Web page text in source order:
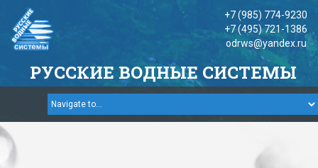
+7 (985) 774-9230
+7 (495) 721-1386
odrws@yandex.ru
РУССКИЕ ВОДНЫЕ СИСТЕМЫ